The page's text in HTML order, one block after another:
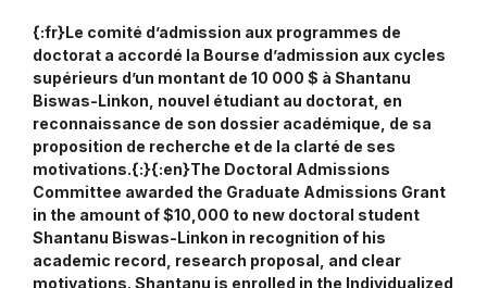
{:fr}Le comité d’admission aux programmes de
doctorat a accordé la Bourse d’admission aux cycles
supérieurs d’un montant de 10 000 $ à Shantanu
Biswas-Linkon, nouvel étudiant au doctorat, en
reconnaissance de son dossier académique, de sa
proposition de recherche et de la clarté de ses
motivations.{:}{:en}The Doctoral Admissions
Committee awarded the Graduate Admissions Grant
in the amount of $10,000 to new doctoral student
Shantanu Biswas-Linkon in recognition of his
academic record, research proposal, and clear
motivations. Shantanu is enrolled in the Individualized